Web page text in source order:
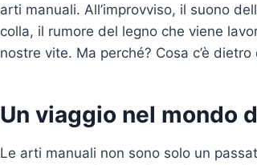
arti manuali. All’improvviso, il suono
colla, il rumore del legno che viene
nostre vite. Ma perché? Cosa c’è
Un viaggio nel mondo
Le arti manuali non sono solo un